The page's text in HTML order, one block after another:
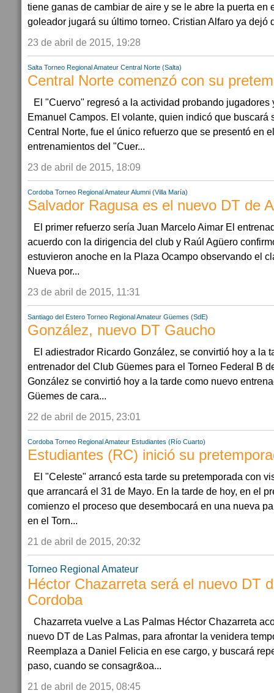
tiene ganas de cambiar de aire y se le abre la puerta en
goleador jugará su último torneo. Cristian Alfaro ya dejó
23 de abril de 2015, 19:28
Salta Torneo Regional Amateur Central Norte (Salta)
Central Norte comenzó con su
El "Cuervo" regresó a la actividad probando jugadores
Emanuel Campos. El volante, quien indicó que buscará
Central Norte, fue el único refuerzo que se presentó en
entrenamientos del "Cuer...
23 de abril de 2015, 18:09
Cordoba Torneo Regional AmateurAlumni (Villa María)
Salvador Ragusa es el nuevo DT de
El primer refuerzo sería Juan Marcelo Aimar El
acuerdo con la dirigencia del club y Raúl Agüero
estuvieron anoche en la Plaza Ocampo observando el
Nueva por...
23 de abril de 2015, 11:31
Santiago del Estero Torneo Regional Amateur Güemes (SdE)
González, nuevo DT Gaucho
El adiestrador Ricardo González, se convirtió hoy a la
entrenador del Club Güemes para el Torneo Federal B
González se convirtió hoy a la tarde como nuevo
Güemes de cara...
22 de abril de 2015, 23:01
Cordoba Torneo Regional Amateur Estudiantes (Río Cuarto)
Estudiantes (RC) inició su
El "Celeste" arrancó esta tarde su pretemporada con
que arrancará el 31 de Mayo. En la tarde de hoy, en el
comienzo el proceso que desembocará en una nueva
en el Torn...
21 de abril de 2015, 20:32
Torneo Regional Amateur
Héctor Chazarreta será el nuevo DT
Cordoba
Chazarreta vuelve a Las Palmas Héctor Chazarreta
nuevo DT de Las Palmas, para afrontar la venidera
Reemplaza a Daniel Felicia en ese cargo, y buscará
paso, cuando se consagr&oa...
21 de abril de 2015, 08:45